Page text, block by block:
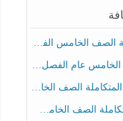
الدراسي الثالث 2025-2026
الخامس عام الفصل الثالث
انسبير الفصل الثالث